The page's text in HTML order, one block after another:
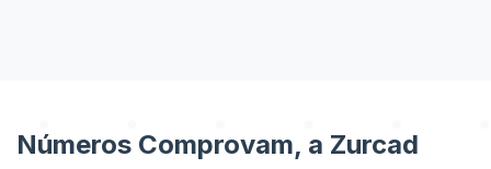
Números Comprovam, a Zurcad